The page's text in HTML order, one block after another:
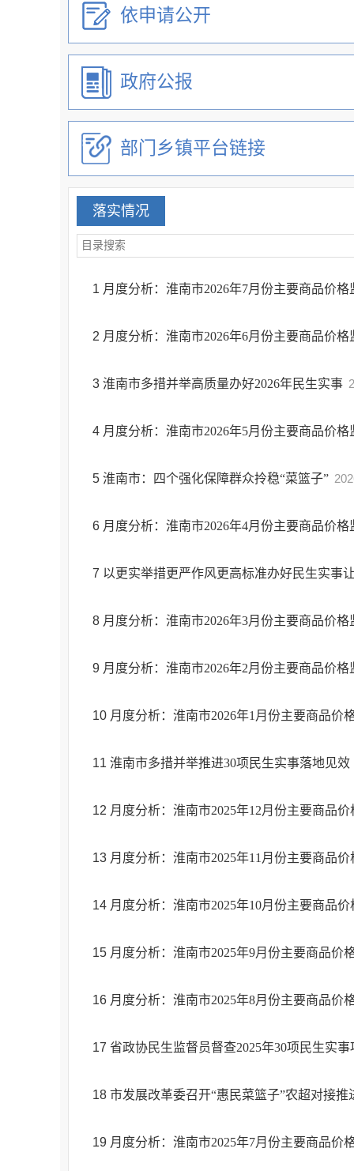
依申请公开
政府公报
部门乡镇平台链接
落实情况
1 月度分析：淮南市2026年7月份主要商品价
2 月度分析：淮南市2026年6月份主要商品价
3 淮南市多措并举高质量办好2026年民生实事
4 月度分析：淮南市2026年5月份主要商品价
5 淮南市：四个强化保障群众拎稳“菜篮子”
6 月度分析：淮南市2026年4月份主要商品价
7 以更实举措更严作风更高标准办好民生实事
8 月度分析：淮南市2026年3月份主要商品价
9 月度分析：淮南市2026年2月份主要商品价
10 月度分析：淮南市2026年1月份主要商品价
11 淮南市多措并举推进30项民生实事落地见效
12 月度分析：淮南市2025年12月份主要商品
13 月度分析：淮南市2025年11月份主要商品
14 月度分析：淮南市2025年10月份主要商品
15 月度分析：淮南市2025年9月份主要商品价
16 月度分析：淮南市2025年8月份主要商品价
17 省政协民生监督员督查2025年30项民生实
18 市发展改革委召开“惠民菜篮子”农超对接
19 月度分析：淮南市2025年7月份主要商品价